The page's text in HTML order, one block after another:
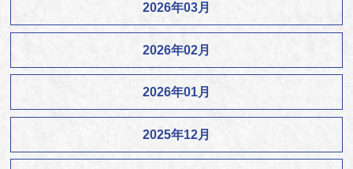
2026年03月
2026年02月
2026年01月
2025年12月